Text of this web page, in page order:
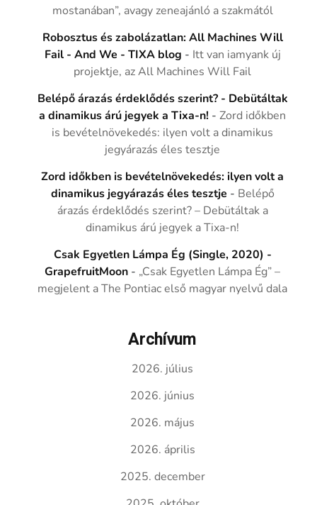
mostanában”, avagy zeneajánló a szakmától
Robosztus és zabolázatlan: All Machines Will
Fail - And We - TIXA blog - Itt van iamyank új
projektje, az All Machines Will Fail
Belépő árazás érdeklődés szerint? - Debütáltak
a dinamikus árú jegyek a Tixa-n! -Zord időkben
is bevételnövekedés: ilyen volt a dinamikus
jegyárazás éles tesztje
Zord időkben is bevételnövekedés: ilyen volt a
dinamikus jegyárazás éles tesztje - Belépő
árazás érdeklődés szerint? – Debütáltak a
dinamikus árú jegyek a Tixa-n!
Csak Egyetlen Lámpa Ég (Single, 2020) -
GrapefruitMoon - „Csak Egyetlen Lámpa Ég” –
megjelent a The Pontiac első magyar nyelvű dala
Archívum
2026. július
2026. június
2026. május
2026. április
2025. december